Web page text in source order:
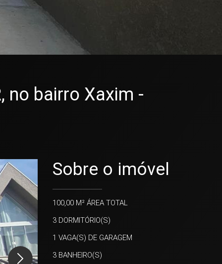
no bairro Xaxim -
Sobre o imóvel
100,00 M² ÁREA TOTAL
3 DORMITÓRIO(S)
1 VAGA(S) DE GARAGEM
3 BANHEIRO(S)